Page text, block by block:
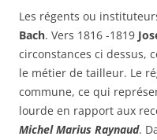
Les régents ou
Bach. Vers 1816 -1819
circonstances ci dessus,
le métier de tailleur. Le
commune, ce qui
lourde en rapport aux
Michel Marius Raynaud.